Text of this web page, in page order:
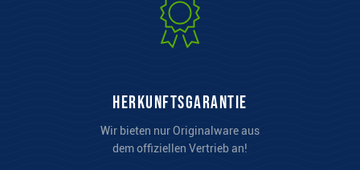
Herkunftsgarantie
Wir bieten nur Originalware aus
dem offiziellen Vertrieb an!